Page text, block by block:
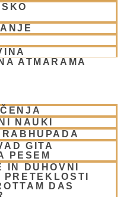
ATMARAMA
NAUKI
GITA
PESEM
IN DUHOVNI
DAS